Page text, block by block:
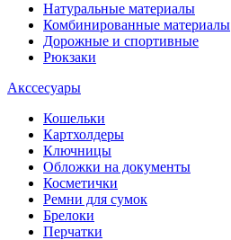
Натуральные материалы
Комбинированные материалы
Дорожные и спортивные
Рюкзаки
Акссесуары
Кошельки
Картхолдеры
Ключницы
Обложки на документы
Косметички
Ремни для сумок
Брелоки
Перчатки